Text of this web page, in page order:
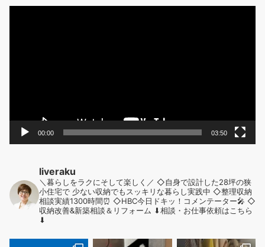
00:00 03:50
liveraku
＼暮らしをラクにそして楽しく／ ◇自身で設計した28坪の狭
小住宅で 少ない収納でもスッキリな暮らし実践中 ◇整理収納
相談実績1300時間⏰ ◇HBC今日ドキッ！コメンテーター🎤 ◇
収納改善&新築相談＆リフォーム ⬇︎相談・お仕事依頼はこちら
⬇︎